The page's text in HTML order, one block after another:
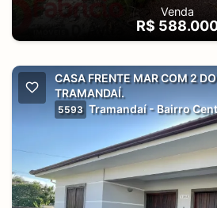
Venda
R$
CASA FRENTE MAR COM 2
TRAMANDAÍ.
5593 Tramandaí - Bairro